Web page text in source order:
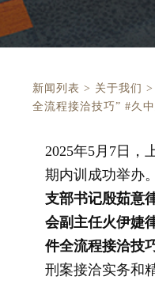
新闻列表 > 关于我们 >
全流程接洽技巧” #久
2025年5月7日，
期内训成功举办
支部书记殷茹意
会副主任火伊婕
件全流程接洽技
刑案接洽实务和